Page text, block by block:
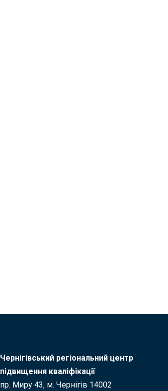
Чернігівський регіональний центр
підвищення кваліфікації
пр. Миру 43, м. Чернігів 14002